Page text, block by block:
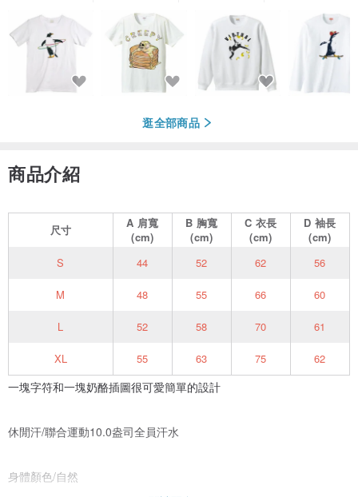
逛全部商品
商品介紹
尺寸 A 肩寬
(cm)
B 胸寬
(cm)
C衣長
(cm)
D袖長
(cm)
S
44 52 62 56
M 48 55 66 60
L 52 58 70 61
XL 55 63 75 62
一塊字符和一塊奶酪插圖很可愛簡單的設計
休閒汗/聯合運動10.0盎司全員汗水
身體顏色/自然